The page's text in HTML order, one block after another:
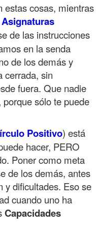
estas cosas, mientras
Asignaturas
de las instrucciones
en la senda
de los demás y
cerrada, sin
fuera. Que nadie
sólo te puede
Positivo) está
hacer, PERO
Poner como meta
de los demás, antes
y dificultades. Eso se
cuando uno ha
Capacidades